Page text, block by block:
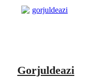
Gorjuldeazi